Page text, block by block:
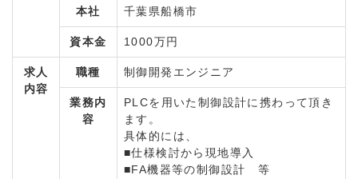
本社 千葉県船橋市
資本金 1000万円
求人
内容
職種 制御開発エンジニア
業務内
容
PLCを用いた制御設計に携わって頂き
ます。
具体的には、
■仕様検討から現地導入
■FA機器等の制御設計 等